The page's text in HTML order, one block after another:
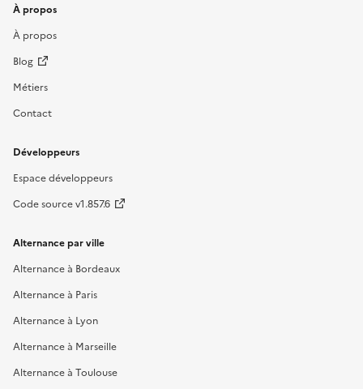
À propos
À propos
Blog
Métiers
Contact
Développeurs
Espace développeurs
Code source v1.857.6
Alternance par ville
Alternance à Bordeaux
Alternance à Paris
Alternance à Lyon
Alternance à Marseille
Alternance à Toulouse